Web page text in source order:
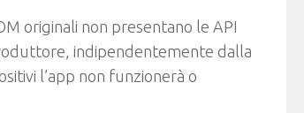
originali non presentano le API
indipendentemente dalla
l’app non funzionerà o